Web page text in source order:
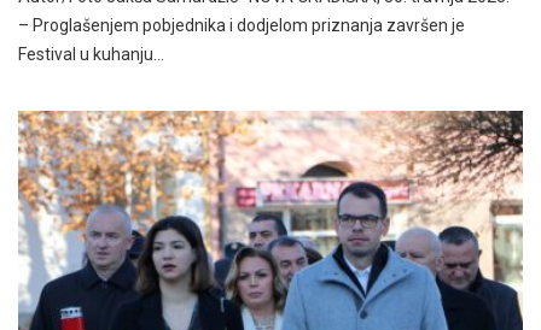
– Proglašenjem pobjednika i dodjelom priznanja završen je
Festival u kuhanju…